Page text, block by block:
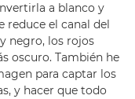
a blanco y
reduce el canal del
negro, los rojos
oscuro. También he
para captar los
y hacer que todo